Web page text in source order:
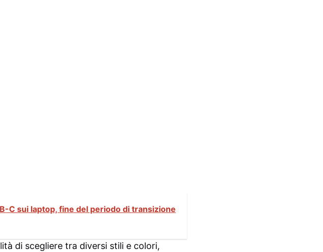
C sui laptop, fine del periodo di transizione
di scegliere tra diversi stili e colori,